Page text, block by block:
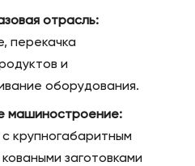
отрасль:
перекачка
и
оборудования.
машиностроение:
крупногабаритным
заготовками